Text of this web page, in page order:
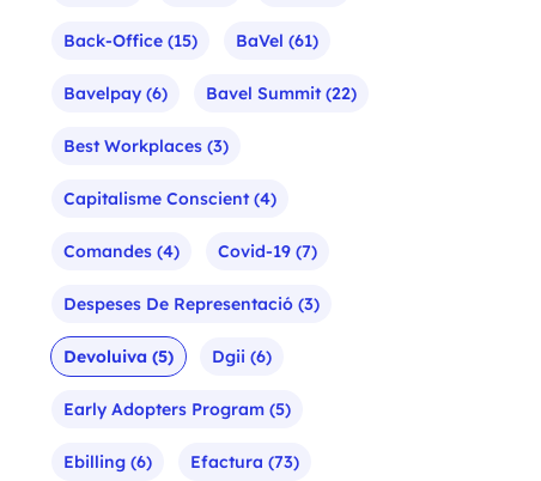
Back-Office(15) BaVel (61)
Bavelpay(6) Bavel Summit(22)
Best Workplaces(3)
Capitalisme Conscient(4)
Comandes(4) Covid-19(7)
Despeses De Representació(3)
Devoluiva (5) Dgii (6)
Early Adopters Program(5)
Ebilling(6) Efactura (73)